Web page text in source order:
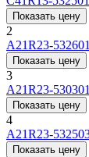
Показать цену
2
А21R23-
Показать цену
3
А21R23-
Показать цену
4
А21R23-
Показать цену